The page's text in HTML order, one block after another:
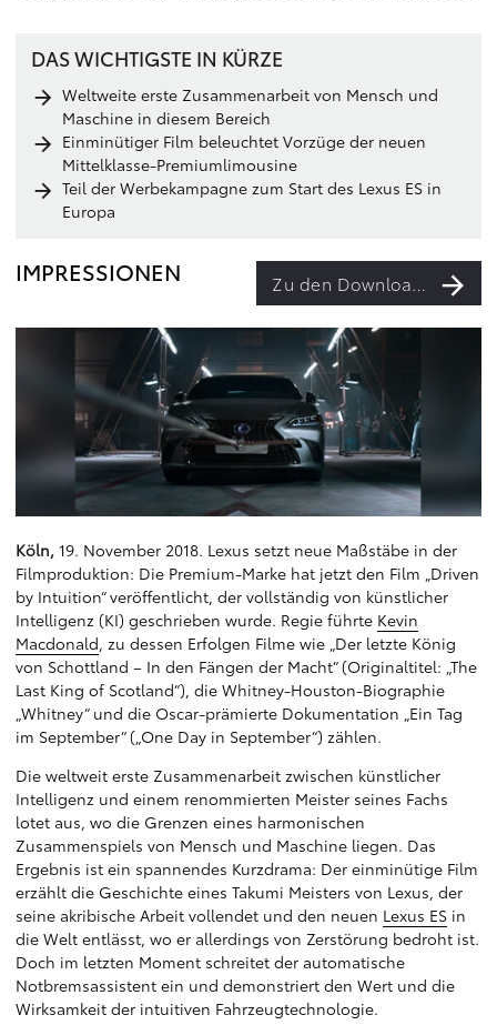
DAS WICHTIGSTE IN KÜRZE
Weltweite erste Zusammenarbeit von Mensch und
Maschine in diesem Bereich
Einminütiger Film beleuchtet Vorzüge der neuen
Mittelklasse-Premiumlimousine
Teil der Werbekampagne zum Start des Lexus ES in
Europa
IMPRESSIONEN Zu den Downloads
Köln, 19. November 2018. Lexus setzt neue Maßstäbe in der
Filmproduktion: Die Premium-Marke hat jetzt den Film „Driven
by Intuition“ veröffentlicht, der vollständig von künstlicher
Intelligenz (KI) geschrieben wurde. Regie führte Kevin
Macdonald, zu dessen Erfolgen Filme wie „Der letzte König
von Schottland – In den Fängen der Macht“ (Originaltitel: „The
Last King of Scotland“), die Whitney-Houston-Biographie
„Whitney“ und die Oscar-prämierte Dokumentation „Ein Tag
im September“ („One Day in September“) zählen.
Die weltweit erste Zusammenarbeit zwischen künstlicher
Intelligenz und einem renommierten Meister seines Fachs
lotet aus, wo die Grenzen eines harmonischen
Zusammenspiels von Mensch und Maschine liegen. Das
Ergebnis ist ein spannendes Kurzdrama: Der einminütige Film
erzählt die Geschichte eines Takumi Meisters von Lexus, der
seine akribische Arbeit vollendet und den neuen Lexus ES in
die Welt entlässt, wo er allerdings von Zerstörung bedroht ist.
Doch im letzten Moment schreitet der automatische
Notbremsassistent ein und demonstriert den Wert und die
Wirksamkeit der intuitiven Fahrzeugtechnologie.